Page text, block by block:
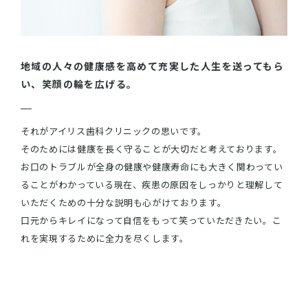
地域の人々の健康感を高めて充実した人生を送ってもら
い、 笑顔の輪を広げる。
それがアイリス歯科クリニックの思いです。
そのためには健康を長く守ることが大切だと考えております。
お口のトラブルが全身の健康や健康寿命にも大きく関わってい
ることがわかっている現在、疾患の原因をしっかりと理解して
いただくための十分な説明も心がけております。
口元からキレイになって自信をもって笑っていただきたい。こ
れを実現するために全力を尽くします。